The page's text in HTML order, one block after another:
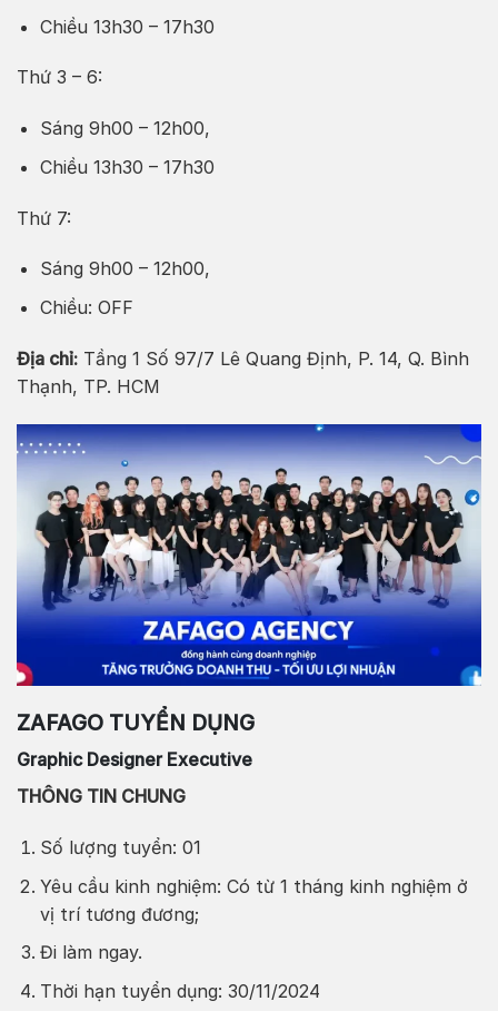
Chiều 13h30 – 17h30
Thứ 3 – 6:
Sáng 9h00 – 12h00,
Chiều 13h30 – 17h30
Thứ 7:
Sáng 9h00 – 12h00,
Chiều: OFF
Địa chỉ:Tầng 1 Số 97/7 Lê Quang Định, P. 14, Q. Bình
Thạnh, TP. HCM
ZAFAGO TUYỂN DỤNG
Graphic Designer Executive
THÔNG TIN CHUNG
Số lượng tuyển: 01
Yêu cầu kinh nghiệm: Có từ 1 tháng kinh nghiệm ở
vị trí tương đương;
Đi làm ngay.
Thời hạn tuyển dụng: 30/11/2024